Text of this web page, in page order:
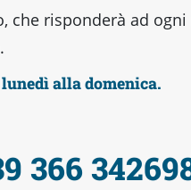
che risponderà ad
alla domenica.
366